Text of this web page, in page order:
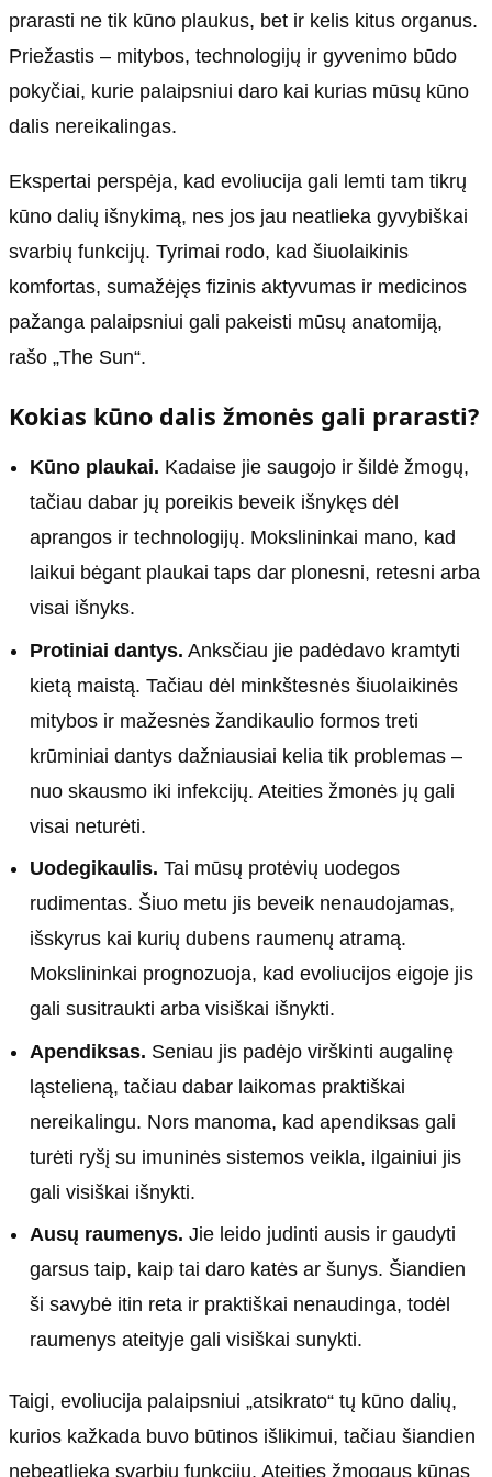
prarasti ne tik kūno plaukus, bet ir kelis kitus organus.
Priežastis – mitybos, technologijų ir gyvenimo būdo
pokyčiai, kurie palaipsniui daro kai kurias mūsų kūno
dalis nereikalingas.
Ekspertai perspėja, kad evoliucija gali lemti tam tikrų
kūno dalių išnykimą, nes jos jau neatlieka gyvybiškai
svarbių funkcijų. Tyrimai rodo, kad šiuolaikinis
komfortas, sumažėjęs fizinis aktyvumas ir medicinos
pažanga palaipsniui gali pakeisti mūsų anatomiją,
rašo „The Sun“.
Kokias kūno dalis žmonės gali prarasti?
Kūno plaukai. Kadaise jie saugojo ir šildė žmogų,
tačiau dabar jų poreikis beveik išnykęs dėl
aprangos ir technologijų. Mokslininkai mano, kad
laikui bėgant plaukai taps dar plonesni, retesni arba
visai išnyks.
Protiniai dantys. Anksčiau jie padėdavo kramtyti
kietą maistą. Tačiau dėl minkštesnės šiuolaikinės
mitybos ir mažesnės žandikaulio formos treti
krūminiai dantys dažniausiai kelia tik problemas –
nuo skausmo iki infekcijų. Ateities žmonės jų gali
visai neturėti.
Uodegikaulis. Tai mūsų protėvių uodegos
rudimentas. Šiuo metu jis beveik nenaudojamas,
išskyrus kai kurių dubens raumenų atramą.
Mokslininkai prognozuoja, kad evoliucijos eigoje jis
gali susitraukti arba visiškai išnykti.
Apendiksas. Seniau jis padėjo virškinti augalinę
ląstelieną, tačiau dabar laikomas praktiškai
nereikalingu. Nors manoma, kad apendiksas gali
turėti ryšį su imuninės sistemos veikla, ilgainiui jis
gali visiškai išnykti.
Ausų raumenys. Jie leido judinti ausis ir gaudyti
garsus taip, kaip tai daro katės ar šunys. Šiandien
ši savybė itin reta ir praktiškai nenaudinga, todėl
raumenys ateityje gali visiškai sunykti.
Taigi, evoliucija palaipsniui „atsikrato“ tų kūno dalių,
kurios kažkada buvo būtinos išlikimui, tačiau šiandien
nebeatlieka svarbių funkcijų. Ateities žmogaus kūnas